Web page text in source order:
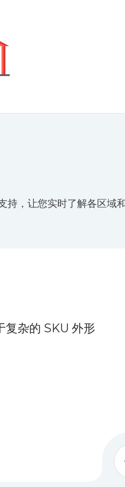
，让您实时了解各区域
复杂的 SKU 外形